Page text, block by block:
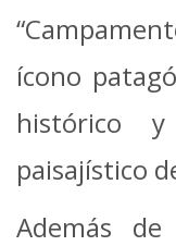
ícono
histórico
paisajístico
Además